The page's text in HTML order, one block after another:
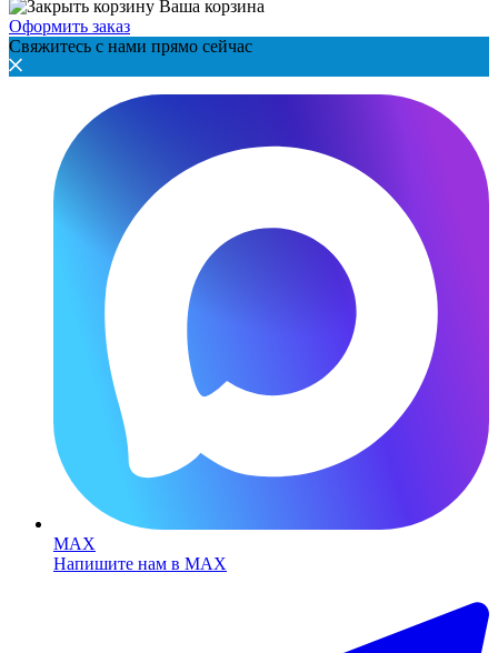
Ваша корзина
Оформить заказ
Свяжитесь с нами прямо сейчас
MAX
Напишите нам в MAX